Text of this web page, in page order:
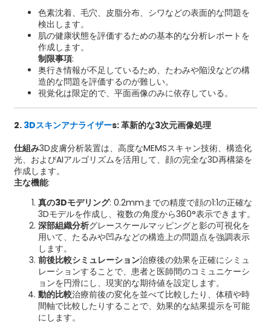
色素沈着、毛穴、皮脂分布、シワなどの表面的な問題を
検出します。
肌の健康状態を評価するための基本的な分析レポートを
作成します。
制限事項:
奥行き情報が不足しているため、たわみや陥没などの構
造的な問題を評価するのが難しい。
視覚化は限定的で、平面画像のみに依存している。
2. 3Dスキンアナライザーs: 革新的な3次元画像処理
仕組み3D皮膚分析装置は、高度なMEMSスキャン技術、構造化
光、およびAIアルゴリズムを活用して、顔の完全な3D再構築を
作成します。
主な機能:
真の3Dモデリング: 0.2mmまでの精度で顔の1:1の正確な
3Dモデルを作成し、複数の角度から360°表示できます。
深部組織分析グレースケールマッピングと影の可視化を
用いて、たるみや凹みなどの構造上の問題点を強調表示
します。
前後比較シミュレーション治療後の効果を正確にシミュ
レーションすることで、患者と医師間のコミュニケーシ
ョンを円滑にし、現実的な期待値を設定します。
動的比較治療前後の変化を並べて比較したり、体積や時
間軸で比較したりすることで、効果的な結果提示を可能
にします。